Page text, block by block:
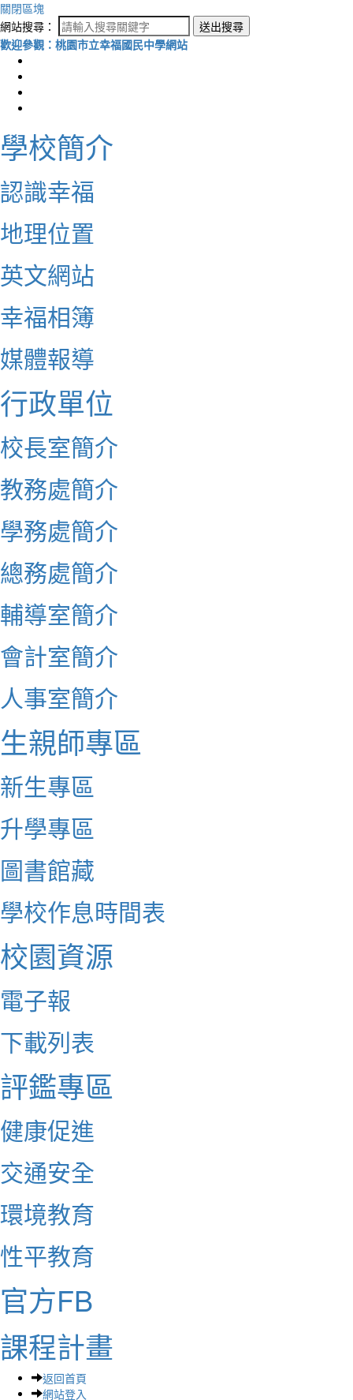
關閉區塊
網站搜尋：
送出搜尋
歡迎參觀：桃園市立幸福國民中學網站
學校簡介
認識幸福
地理位置
英文網站
幸福相簿
媒體報導
行政單位
校長室簡介
教務處簡介
學務處簡介
總務處簡介
輔導室簡介
會計室簡介
人事室簡介
生親師專區
新生專區
升學專區
圖書館藏
學校作息時間表
校園資源
電子報
下載列表
評鑑專區
健康促進
交通安全
環境教育
性平教育
官方FB
課程計畫
返回首頁
網站登入